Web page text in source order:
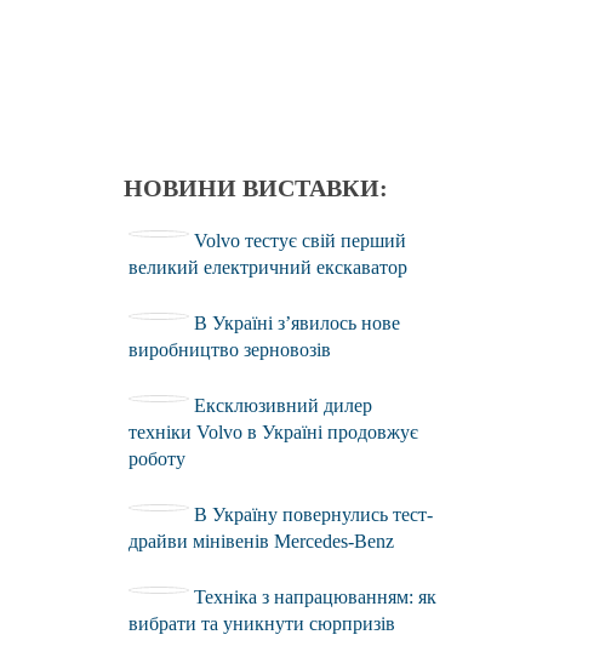
НОВИНИ ВИСТАВКИ:
Volvo тестує свій перший
великий електричний екскаватор
В Україні з’явилось нове
виробництво зерновозів
Ексклюзивний дилер
техніки Volvo в Україні продовжує
роботу
В Україну повернулись тест-
драйви мінівенів Mercedes-Benz
Техніка з напрацюванням: як
вибрати та уникнути сюрпризів